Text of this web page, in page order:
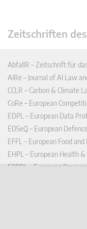
Zeitschriften
AbfallR – Zeitschrift für
AIRe – Journal of AI Law
CCLR – Carbon & Climate
CoRe – European
EDPL – European Data
EDSeQ – European
EFFL – European Food
EHPL – European Health
EPPPL – European